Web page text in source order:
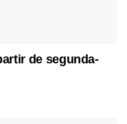
de segunda-